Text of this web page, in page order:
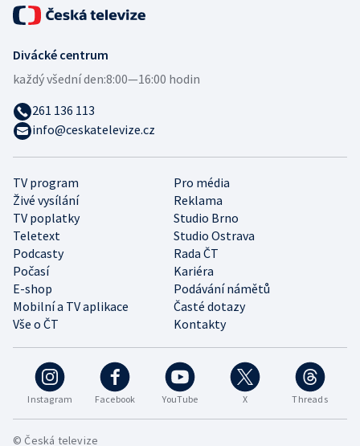
Instagram Facebook YouTube X Threads
TV program
Pro média
Živé vysílání
Reklama
TV poplatky
Studio Brno
Teletext
Studio Ostrava
Podcasty
Rada ČT
Počasí
Kariéra
E-shop
Podávání námětů
Mobilní a TV aplikace
Časté dotazy
Vše o ČT
Kontakty
Divácké centrum
každý všední den:8:00—16:00 hodin
261 136 113
info@ceskatelevize.cz
© Česká televize